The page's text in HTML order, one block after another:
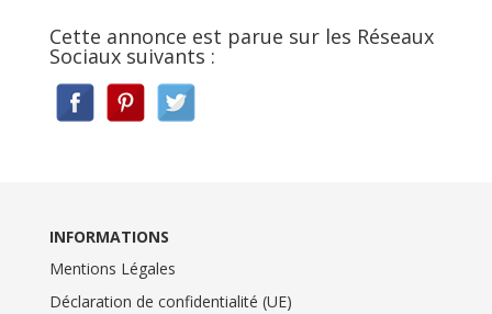
Cette annonce est parue sur les Réseaux
Sociaux suivants :
INFORMATIONS
Mentions Légales
Déclaration de confidentialité (UE)